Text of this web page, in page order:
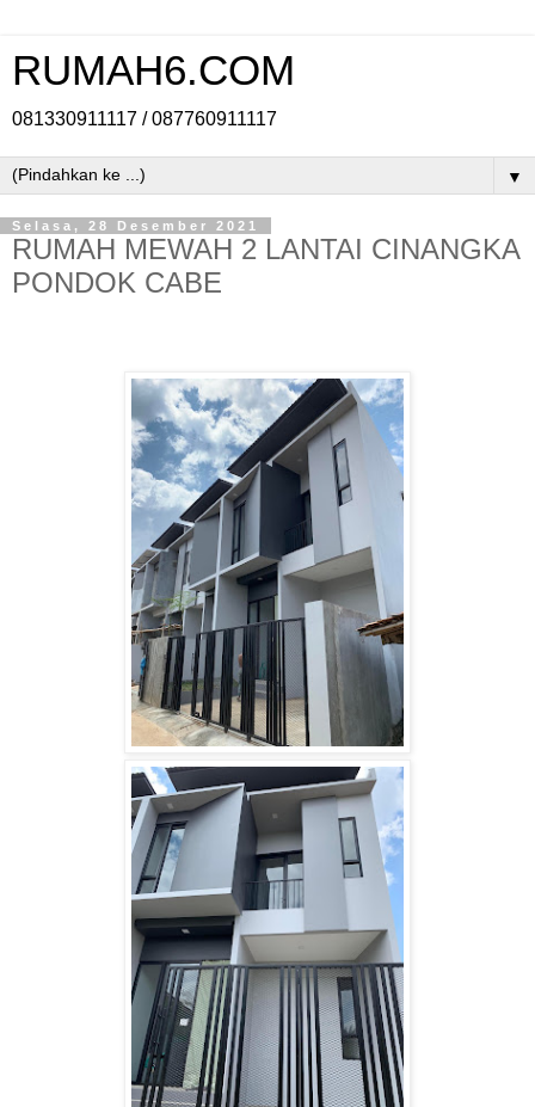
RUMAH6.COM
081330911117 / 087760911117
▼
Selasa, 28 Desember 2021
RUMAH MEWAH 2 LANTAI CINANGKA
PONDOK CABE